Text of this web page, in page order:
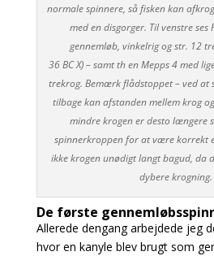
normale spinnere, så fisken kan
med en disgorger. Til venstre ses
gennemløb, vinkelrig og str. 12
36 BC X) – samt th en Mepps 4 med
trekrog. Bemærk flådstoppet – ved at
tilbage kan afstanden mellem krog
mindre krogen er desto længere
spinnerkroppen for at være korrekt
ikke krogen unødigt langt bagud, da
dybere krogning.
De første
Allerede dengang arbejdede jeg
hvor en kanyle blev brugt som